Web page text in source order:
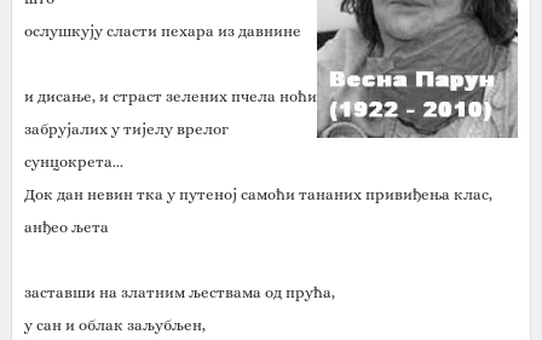
ослушкују сласти пехара из давнине
и дисање, и страст зелених пчела ноћи
забрујалих у тијелу врелог
сунцокрета...
Док дан невин тка у путеној самоћи тананих привиђења клас,
анђео љета
заставши на златним љествама од прућа,
у сан и облак заљубљен,